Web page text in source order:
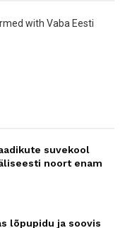
with Vaba Eesti
suvekool
noort enam
lõpupidu ja soovis